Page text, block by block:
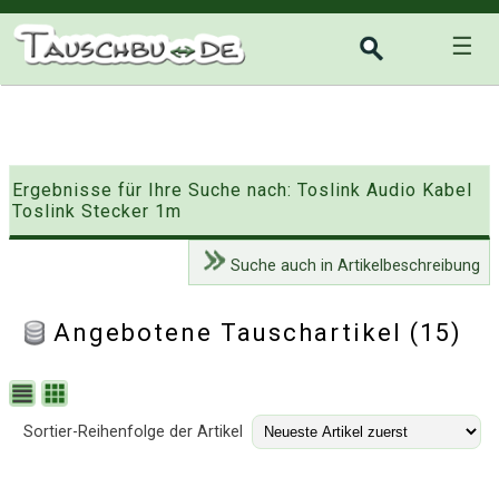
☰
Ergebnisse für Ihre Suche nach: Toslink Audio Kabel
Toslink Stecker 1m
Suche auch in Artikelbeschreibung
Angebotene Tauschartikel (15)
Sortier-Reihenfolge der Artikel